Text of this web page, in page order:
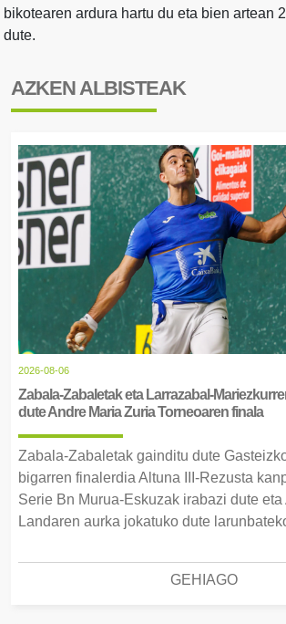
bikotearen ardura hartu du eta bien artean
dute.
AZKEN ALBISTEAK
2026-08-06
Zabala-Zabaletak eta Larrazabal-
dute Andre Maria Zuria Torneoaren finala
Zabala-Zabaletak gainditu dute
bigarren finalerdia Altuna III-Rezusta
Serie Bn Murua-Eskuzak irabazi dute eta
Landaren aurka jokatuko dute
GEHIAGO